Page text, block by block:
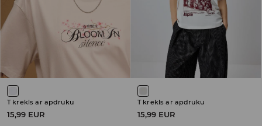
T krekls ar apdruku
15,99 EUR
T krekls ar apdruku
15,99 EUR